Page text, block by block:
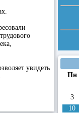
увидеть
Пн
3
10